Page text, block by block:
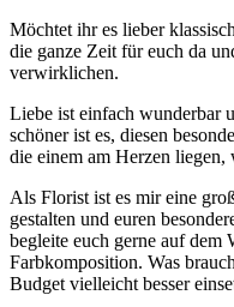
Möchtet ihr es lieber
die ganze Zeit für euch da
verwirklichen.
Liebe ist einfach wunderbar
schöner ist es, diesen
die einem am Herzen
Als Florist ist es mir eine
gestalten und euren
begleite euch gerne auf
Farbkomposition. Was
Budget vielleicht besser